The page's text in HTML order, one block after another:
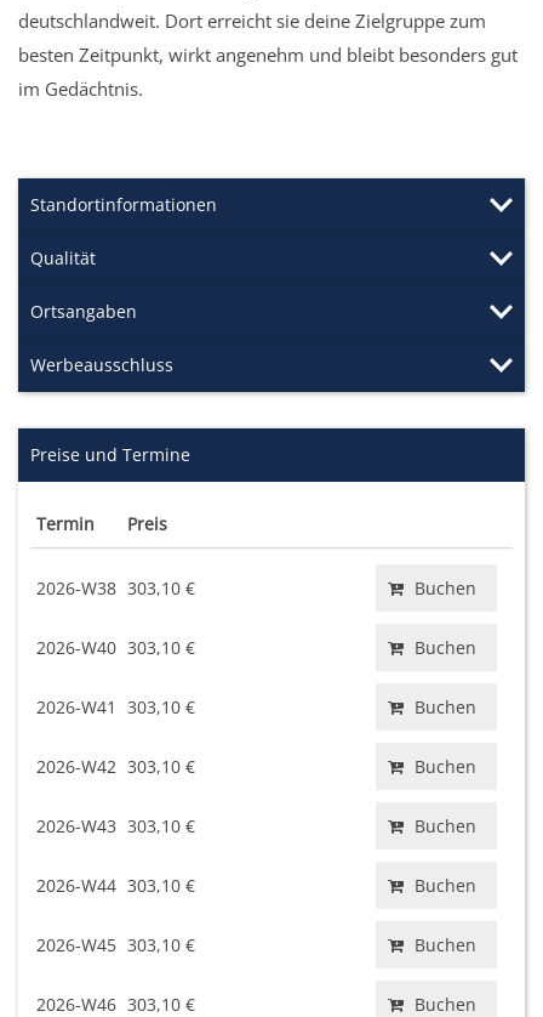
deutschlandweit. Dort erreicht sie deine Zielgruppe zum
besten Zeitpunkt, wirkt angenehm und bleibt besonders gut
im Gedächtnis.
Standortinformationen
Qualität
Ortsangaben
Werbeausschluss
Preise und Termine
Termin Preis
2026-W38 303,10 € Buchen
2026-W40 303,10 € Buchen
2026-W41 303,10 € Buchen
2026-W42 303,10 € Buchen
2026-W43 303,10 € Buchen
2026-W44 303,10 € Buchen
2026-W45 303,10 € Buchen
2026-W46 303,10 € Buchen